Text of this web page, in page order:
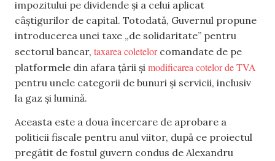
impozitului pe dividende și a celui aplicat
câștigurilor de capital. Totodată, Guvernul propune
introducerea unei taxe „de solidaritate” pentru
sectorul bancar, taxarea coletelorcomandate de pe
platformele din afara țării și modificarea cotelor de TVA
pentru unele categorii de bunuri și servicii, inclusiv
la gaz și lumină.
Aceasta este a doua încercare de aprobare a
politicii fiscale pentru anul viitor, după ce proiectul
pregătit de fostul guvern condus de Alexandru